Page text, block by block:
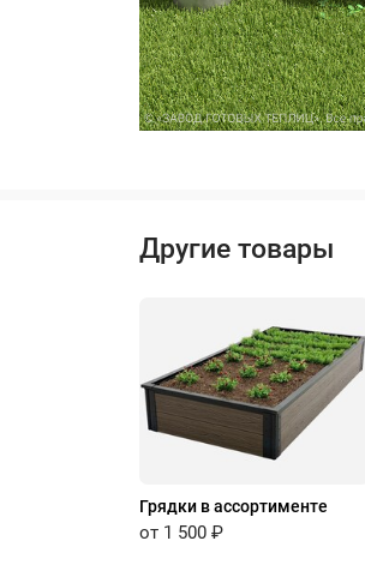
Другие товары
Грядки в ассортименте
от 1 500 ₽